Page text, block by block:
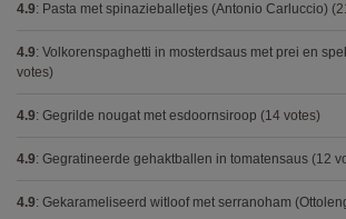
4.9: Pasta met spinazieballetjes (Antonio Carluccio)
4.9: Volkorenspaghetti in mosterdsaus met prei en
votes)
4.9: Gegrilde nougat met esdoornsiroop (14 votes)
4.9: Gegratineerde gehaktballen in tomatensaus (12
4.9: Gekarameliseerd witloof met serranoham